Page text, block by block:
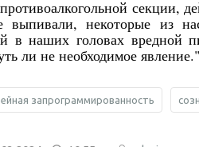
секции,
некоторые из
в наших головах вредной
ли не необходимое явление."
запрограммированность